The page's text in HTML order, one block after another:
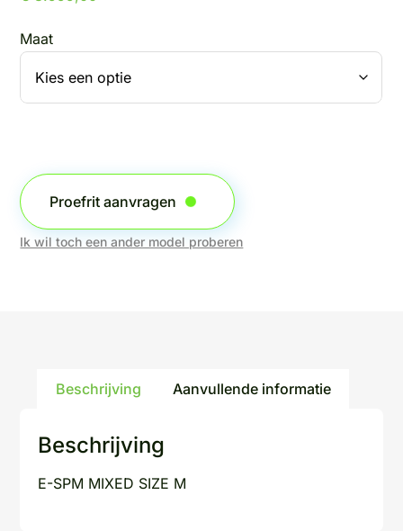
Maat
Proefrit aanvragen
Ik wil toch een ander model proberen
Beschrijving Aanvullende informatie
Beschrijving
E-SPM MIXED SIZE M